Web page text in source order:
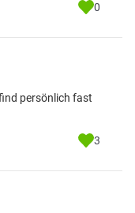
0
persönlich fast
3